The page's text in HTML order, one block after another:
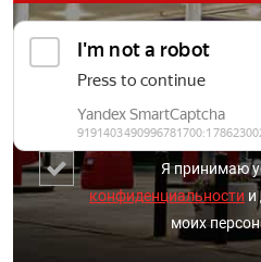
Я принимаю
конфиденциальности и
моих